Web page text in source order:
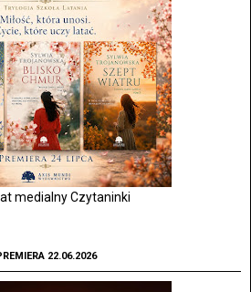
medialny Czytaninki
22.06.2026